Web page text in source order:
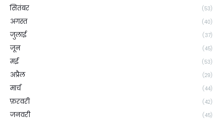
सितंबर (53)
अगस्त (40)
जुलाई (37)
जून (45)
मई (53)
अप्रैल (29)
मार्च (44)
फ़रवरी (42)
जनवरी (45)